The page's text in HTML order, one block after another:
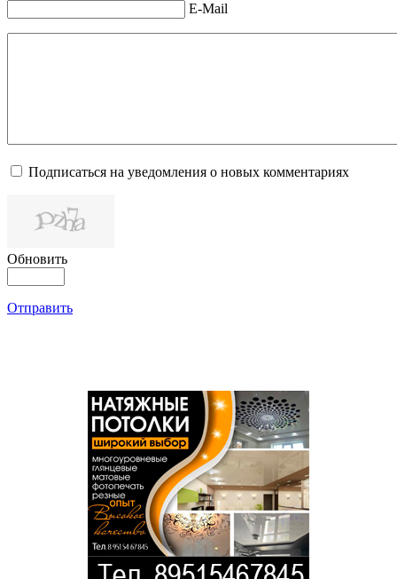
E-Mail
Подписаться на уведомления о новых комментариях
Обновить
Отправить